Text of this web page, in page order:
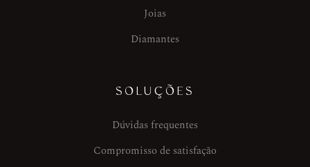
Joias
Diamantes
SOLUÇÕES
Dúvidas frequentes
Compromisso de satisfação